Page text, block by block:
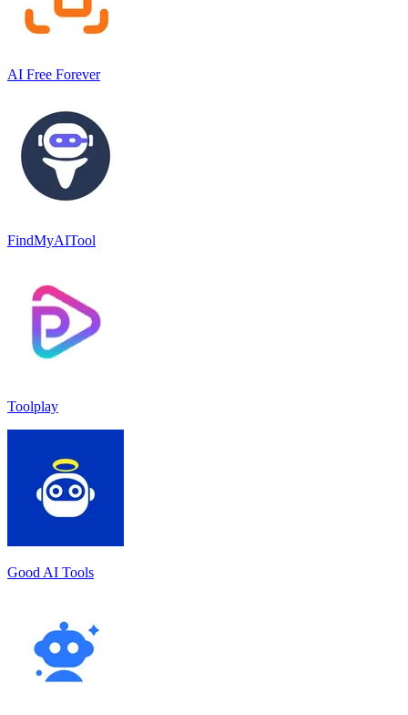
AI Free Forever
FindMyAITool
Toolplay
Good AI Tools